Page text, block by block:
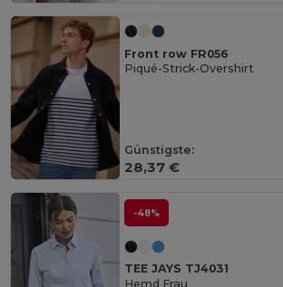
Front row FR056
Piqué-Strick-Overshirt
Günstigste:
28,37 €
-48%
TEE JAYS TJ4031
Hemd Frau